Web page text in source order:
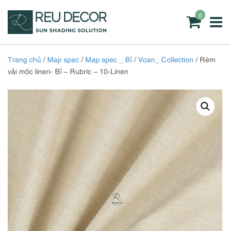
0
Trang chủ / Map spec / Map spec _ Bỉ / Voan_ Collection / Rèm
vải mộc linen- Bỉ – Rubric – 10-Linen